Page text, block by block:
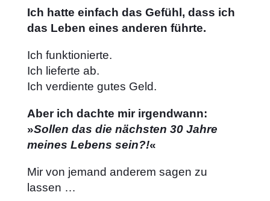
Ich hatte einfach das Gefühl, dass ich
das Leben eines anderen führte.
Ich funktionierte.
Ich lieferte ab.
Ich verdiente gutes Geld.
Aber ich dachte mir irgendwann:
»Sollen das die nächsten 30 Jahre
meines Lebens sein?!«
Mir von jemand anderem sagen zu
lassen …